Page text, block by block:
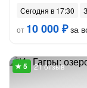
Сегодня в 17:30
от 10 000 ₽за
21 отзыв